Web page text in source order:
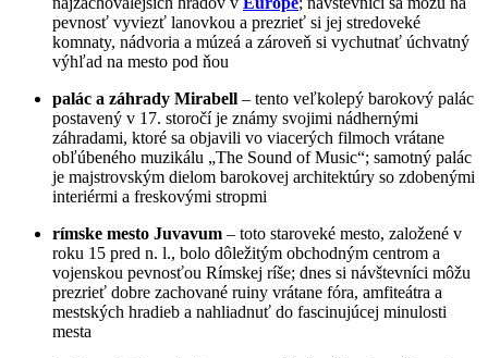
pevnosť vyviezť lanovkou a prezrieť si jej stredoveké
komnaty, nádvoria a múzeá a zároveň si vychutnať úchvatný
výhľad na mesto pod ňou
palác a záhrady Mirabell – tento veľkolepý barokový palác
postavený v 17. storočí je známy svojimi nádhernými
záhradami, ktoré sa objavili vo viacerých filmoch vrátane
obľúbeného muzikálu „The Sound of Music“; samotný palác
je majstrovským dielom barokovej architektúry so zdobenými
interiérmi a freskovými stropmi
rímske mesto Juvavum – toto staroveké mesto, založené v
roku 15 pred n. l., bolo dôležitým obchodným centrom a
vojenskou pevnosťou Rímskej ríše; dnes si návštevníci môžu
prezrieť dobre zachované ruiny vrátane fóra, amfiteátra a
mestských hradieb a nahliadnuť do fascinujúcej minulosti
mesta